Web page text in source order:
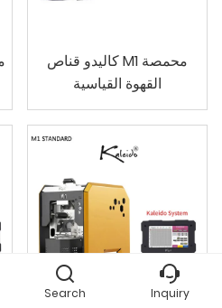
كاليدو قناص M1 محمصة
القهوة القياسية
Search Inquiry